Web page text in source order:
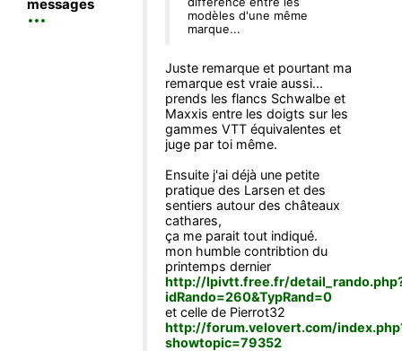
messages
modèles d'une même
marque...
Juste remarque et pourtant ma
remarque est vraie aussi...
prends les flancs Schwalbe et
Maxxis entre les doigts sur les
gammes VTT équivalentes et
juge par toi même.
Ensuite j'ai déjà une petite
pratique des Larsen et des
sentiers autour des châteaux
cathares,
ça me parait tout indiqué.
mon humble contribtion du
printemps dernier
http://lpivtt.free.fr/
idRando=260&TypRand=0
et celle de Pierrot32
http://forum.velovert.com/
showtopic=79352